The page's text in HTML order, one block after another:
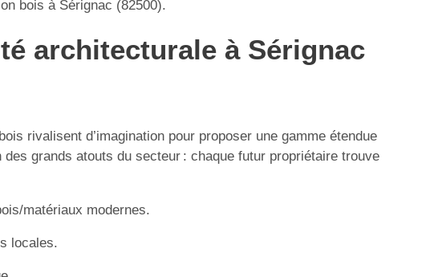
bois à Sérignac (82500).
architecturale à Sérignac
rivalisent d’imagination pour proposer une gamme étendue
grands atouts du secteur : chaque futur propriétaire trouve
matériaux modernes.
locales.